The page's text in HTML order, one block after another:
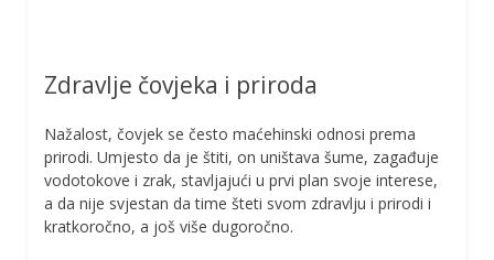
Zdravlje čovjeka i priroda
Nažalost, čovjek se često maćehinski odnosi prema
prirodi. Umjesto da je štiti, on uništava šume, zagađuje
vodotokove i zrak, stavljajući u prvi plan svoje interese,
a da nije svjestan da time šteti svom zdravlju i prirodi i
kratkoročno, a još više dugoročno.